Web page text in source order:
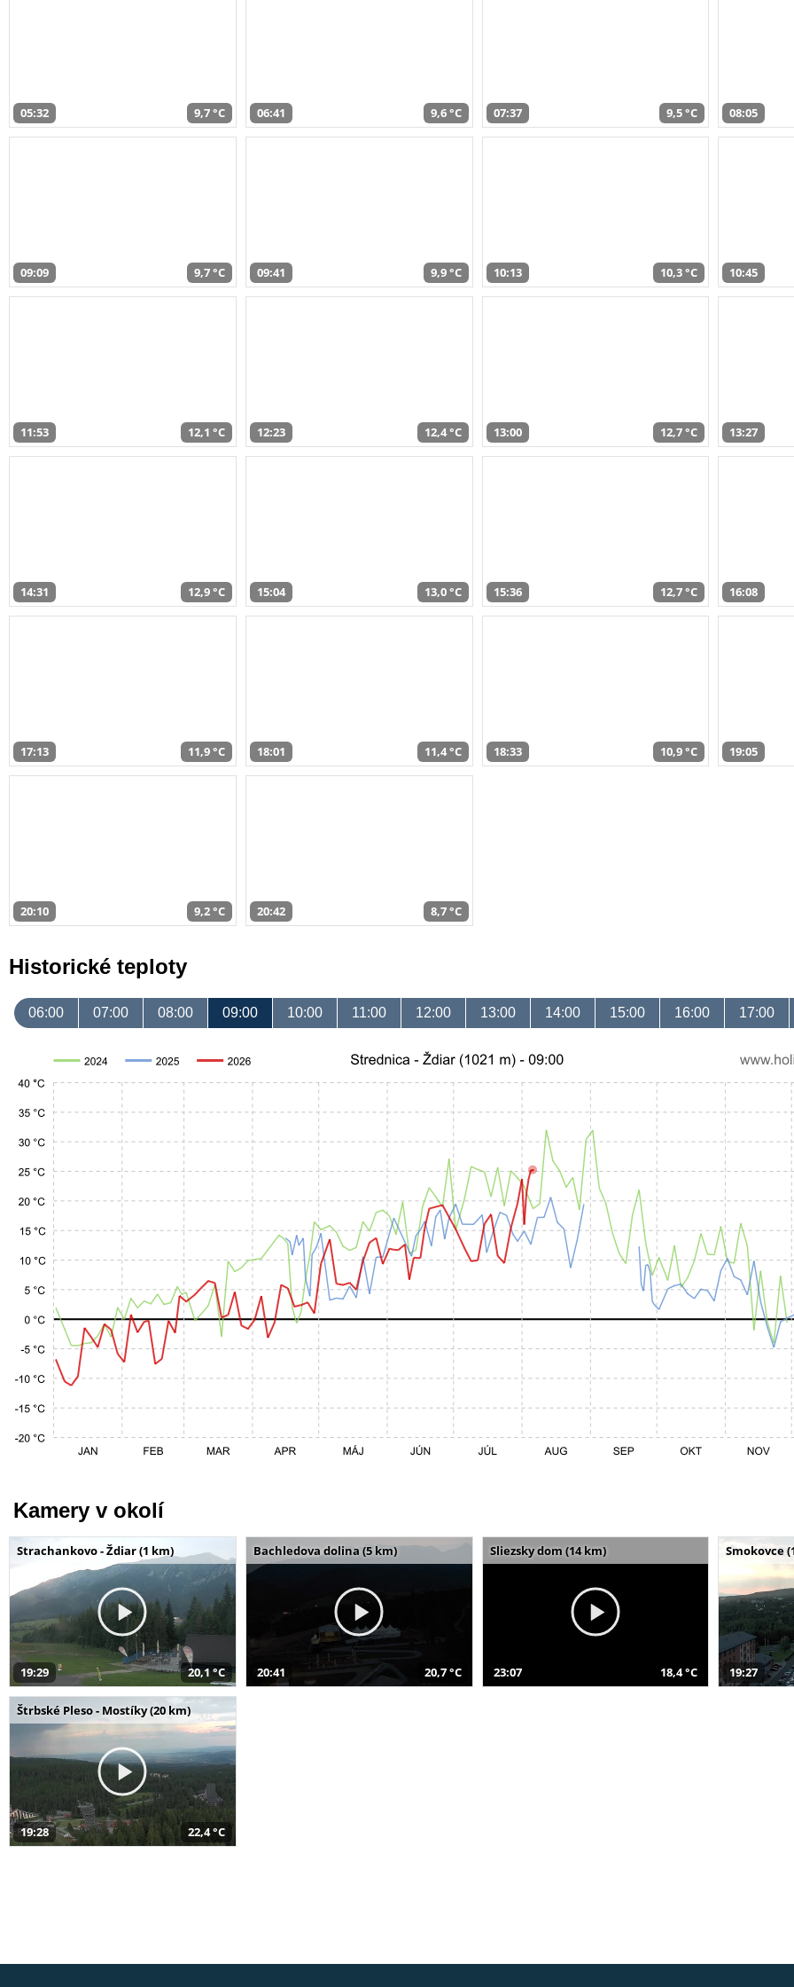
05:32 9,7 °C 06:41 9,6 °C 07:37 9,5 °C 08:05
09:09 9,7 °C 09:41 9,9 °C 10:13 10,3 °C 10:45
11:53 12,1 °C 12:23 12,4 °C 13:00 12,7 °C 13:27
14:31 12,9 °C 15:04 13,0 °C 15:36 12,7 °C 16:08
17:13 11,9 °C 18:01 11,4 °C 18:33 10,9 °C 19:05
20:10 9,2 °C 20:42 8,7 °C
Historické teploty
06:00 07:00 08:00 09:00 10:00 11:00 12:00 13:00 14:00 15:00 16:00 17:00
Kamery v okolí
Strachankovo - Ždiar (1 km)
19:29 20,1 °C
Bachledova dolina (5 km)
20:41 20,7 °C
Sliezsky dom (14 km)
23:07 18,4 °C
Smokovce
19:27
Štrbské Pleso - Mostíky (20 km)
19:28 22,4 °C